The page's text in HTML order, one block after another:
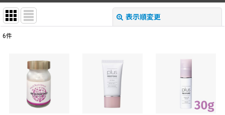
表示順変更
並び順:
絞り込む
6件